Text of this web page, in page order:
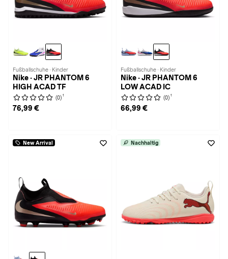
Fußballschuhe · Kinder
Nike · JR PHANTOM 6
HIGH ACAD TF
(0) 1
76,99 €
Fußballschuhe · Kinder
Nike · JR PHANTOM 6
LOW ACAD IC
(0) 1
66,99 €
New Arrival Nachhaltig